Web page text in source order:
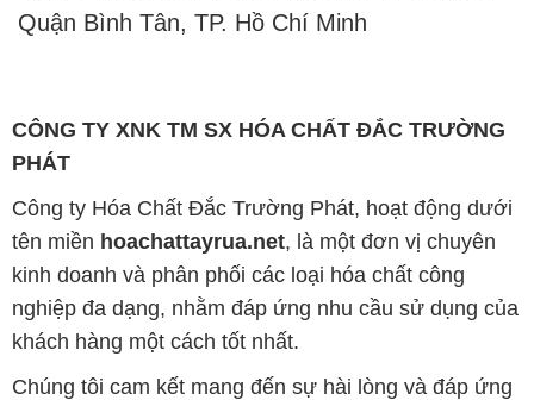
Quận Bình Tân, TP. Hồ Chí Minh
CÔNG TY XNK TM SX HÓA CHẤT ĐẮC TRƯỜNG
PHÁT
Công ty Hóa Chất Đắc Trường Phát, hoạt động dưới
tên miền hoachattayrua.net, là một đơn vị chuyên
kinh doanh và phân phối các loại hóa chất công
nghiệp đa dạng, nhằm đáp ứng nhu cầu sử dụng của
khách hàng một cách tốt nhất.
Chúng tôi cam kết mang đến sự hài lòng và đáp ứng